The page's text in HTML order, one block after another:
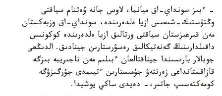
- ءبىز سونداي-اق ميانما، لاوس جانە ۆەتنام سياقتى
وڭتۇستىك-شىعىس ازيا ەلدەرىندە، سونداي-اق وزبەكستان
مەن قىرعىزستان سياقتى ورتالىق ازيا ەلدەرىندە كوكونىس
داقىلدارىنىڭ گەنەتيكالىق رەسۋرستارىن جينادىق. الدىڭعى
جوبالار بارىسىندا جيناقتالعان ءبىلىم مەن تاجىريبە بىزگە
قازاقستانداعى زەرتتەۋ جۇمىستارىن ءتيىمدى جۇرگىزۋگە
كومەكتەسىپ جاتىر،- دەيدى ساكي يوشيدا.